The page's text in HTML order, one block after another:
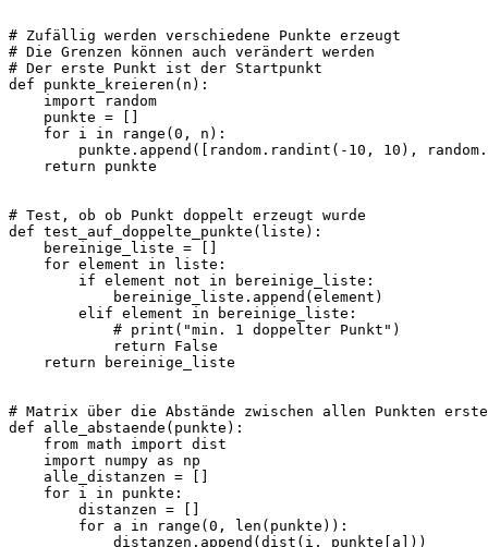
# Zufällig werden verschiedene Punkte erzeugt
# Die Grenzen können auch verändert werden
# Der erste Punkt ist der Startpunkt
def punkte_kreieren(n):
    import random
    punkte = []
    for i in range(0, n):
punkte.append([random.randint(-10, 10),
    return punkte
# Test, ob ob Punkt doppelt erzeugt wurde
def test_auf_doppelte_punkte(liste):
    bereinige_liste = []
    for element in liste:
        if element not in bereinige_liste:
            bereinige_liste.append(element)
        elif element in bereinige_liste:
            # print("min. 1 doppelter Punkt")
            return False
    return bereinige_liste
# Matrix über die Abstände zwischen allen Punkten
def alle_abstaende(punkte):
    from math import dist
    import numpy as np
    alle_distanzen = []
    for i in punkte:
        distanzen = []
        for a in range(0, len(punkte)):
            distanzen.append(dist(i, punkte[a]))